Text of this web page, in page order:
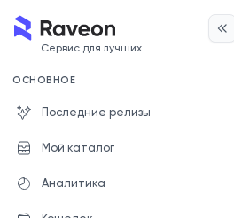
Сервис для лучших
ОСНОВНОЕ
Последние релизы
Мой каталог
Аналитика